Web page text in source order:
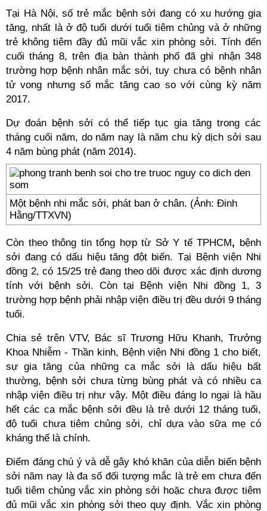
Tại Hà Nội, số trẻ mắc bệnh sởi đang có xu hướng gia
tăng, nhất là ở độ tuổi dưới tuổi tiêm chủng và ở những
trẻ không tiêm đầy đủ mũi vắc xin phòng sởi. Tính đến
cuối tháng 8, trên địa bàn thành phố đã ghi nhận 348
trường hợp bệnh nhân mắc sởi, tuy chưa có bệnh nhân
tử vong nhưng số mắc tăng cao so với cùng kỳ năm
2017.
Dự đoán bệnh sởi có thể tiếp tục gia tăng trong các
tháng cuối năm, do năm nay là năm chu kỳ dịch sởi sau
4 năm bùng phát (năm 2014).
Một bệnh nhi mắc sởi, phát ban ở chân. (Ảnh: Đinh
Hằng/TTXVN)
Còn theo thông tin tổng hợp từ Sở Y tế TPHCM, bệnh
sởi đang có dấu hiệu tăng đột biến. Tại Bệnh viện Nhi
đồng 2, có 15/25 trẻ đang theo dõi được xác định dương
tính với bệnh sởi. Còn tại Bệnh viện Nhi đồng 1, 3
trường hợp bệnh phải nhập viện điều trị đều dưới 9 tháng
tuổi.
Chia sẻ trên VTV, Bác sĩ Trương Hữu Khanh, Trưởng
Khoa Nhiễm - Thần kinh, Bệnh viện Nhi đồng 1 cho biết,
sự gia tăng của những ca mắc sởi là dấu hiệu bất
thường, bệnh sởi chưa từng bùng phát và có nhiều ca
nhập viện điều trị như vậy. Một điều đáng lo ngại là hầu
hết các ca mắc bệnh sởi đều là trẻ dưới 12 tháng tuổi,
độ tuổi chưa tiêm chủng sởi, chỉ dựa vào sữa mẹ có
kháng thể là chính.
Điểm đáng chú ý và dễ gây khó khăn của diễn biến bệnh
sởi năm nay là đa số đối tượng mắc là trẻ em chưa đến
tuổi tiêm chủng vắc xin phòng sởi hoặc chưa được tiêm
đủ mũi vắc xin phòng sởi theo quy định. Vắc xin phòng